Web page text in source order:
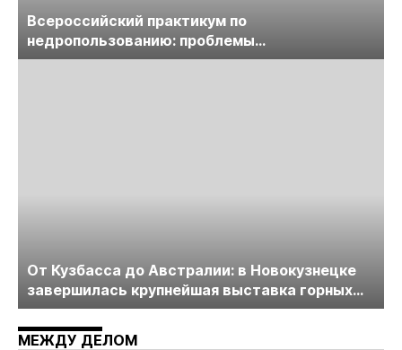
Всероссийский практикум по
недропользованию: проблемы
лицензирования, цифровизации, экспертизы
От Кузбасса до Австралии: в Новокузнецке
завершилась крупнейшая выставка горных
технологий «Недра России. Уголь России и
Майнинг»
МЕЖДУ ДЕЛОМ